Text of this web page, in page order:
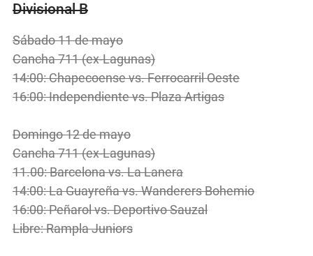
Divisional B
Sábado 11 de mayo
Cancha 711 (ex-Lagunas)
14:00: Chapecoense vs. Ferrocarril Oeste
16:00: Independiente vs. Plaza Artigas
Domingo 12 de mayo
Cancha 711 (ex-Lagunas)
11.00: Barcelona vs. La Lanera
14:00: La Guayreña vs. Wanderers Bohemio
16:00: Peñarol vs. Deportivo Sauzal
Libre: Rampla Juniors